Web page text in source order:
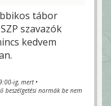
tábor
szavazók
kedvem
ig, mert •
beszélgetési normák be nem